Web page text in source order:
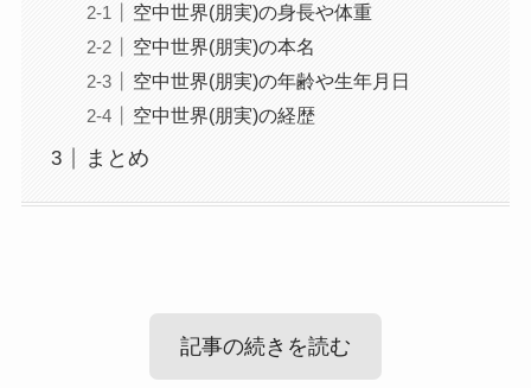
空中世界(朋実)の身長や体重
空中世界(朋実)の本名
空中世界(朋実)の年齢や生年月日
空中世界(朋実)の経歴
まとめ
記事の続きを読む